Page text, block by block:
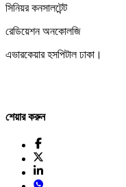
সিনিয়র কনসালটেন্ট
রেডিয়েশন অনকোলজি
এভারকেয়ার হসপিটাল ঢাকা।
শেয়ার করুন